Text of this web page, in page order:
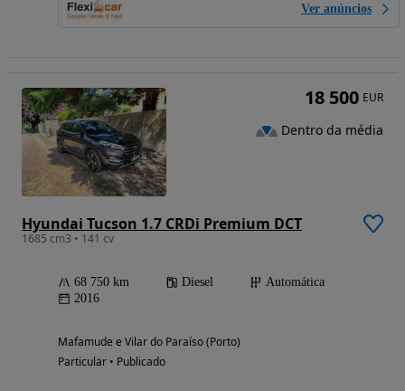
Ver anúncios
Hyundai Tucson 1.7 CRDi Premium DCT
1685 cm3 • 141 cv
68 750 km Diesel
Automática
2016
Mafamude e Vilar do Paraíso (Porto)
Particular • Publicado
18 500 EUR
Dentro da média